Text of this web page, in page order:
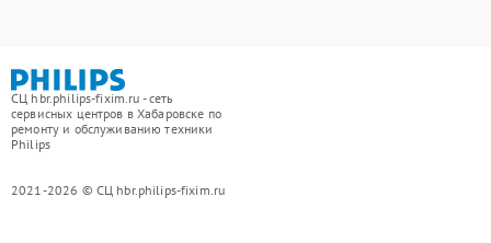
СЦ hbr.philips-fixim.ru - сеть
сервисных центров в Хабаровске по
ремонту и обслуживанию техники
Philips
2021-2026 © СЦ hbr.philips-fixim.ru